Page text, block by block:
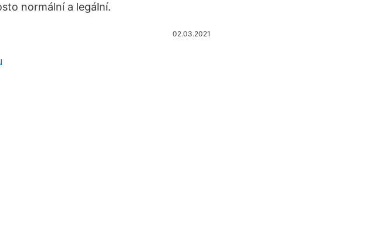
normální a legální.
02.03.2021